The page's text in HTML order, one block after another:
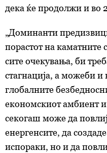
дека ќе продолжи и во
„Доминанти
порастот на каматните
сите очекувања, би
стагнација, а можеби
глобалните
економскиот амбиент
секогаш може да
енергенсите, да
испораки, но и да